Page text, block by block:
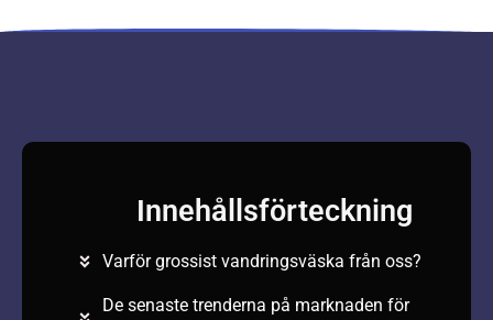
Innehållsförteckning
Varför grossist vandringsväska från oss?
De senaste trenderna på marknaden för